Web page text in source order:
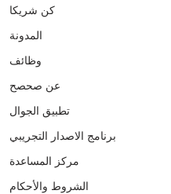
كن شريكا
المدونة
وظائف
عن صحصح
تطبيق الجوال
برنامج الاصدار التجريبي
مركز المساعدة
الشروط والأحكام